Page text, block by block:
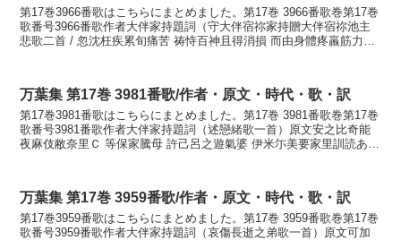
第17巻3966番歌はこちらにまとめました。第17巻 3966番歌巻第17巻
歌番号3966番歌作者大伴家持題詞（守大伴宿祢家持贈大伴宿祢池主
悲歌二首 / 忽沈枉疾累旬痛苦 祷恃百神且得消損 而由身體疼羸筋力怯
万葉集 第17巻 3981番歌/作者・原文・時代・歌・訳
第17巻3981番歌はこちらにまとめました。第17巻 3981番歌巻第17巻
歌番号3981番歌作者大伴家持題詞（述戀緒歌一首）原文安之比奇能
夜麻伎敝奈里Ｃ 等保家騰母 許己呂之遊氣婆 伊米尓美要家里訓読あし
万葉集 第17巻 3959番歌/作者・原文・時代・歌・訳
第17巻3959番歌はこちらにまとめました。第17巻 3959番歌巻第17巻
歌番号3959番歌作者大伴家持題詞（哀傷長逝之弟歌一首）原文可加